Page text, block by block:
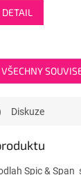
DETAIL
Diskuze
Spic & Span